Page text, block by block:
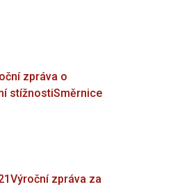
zpráva o
stížnostiSměrnice
Výroční zpráva za